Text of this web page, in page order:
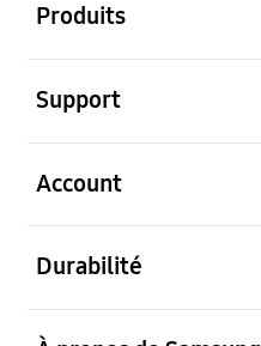
Produits
Support
Account
Durabilité